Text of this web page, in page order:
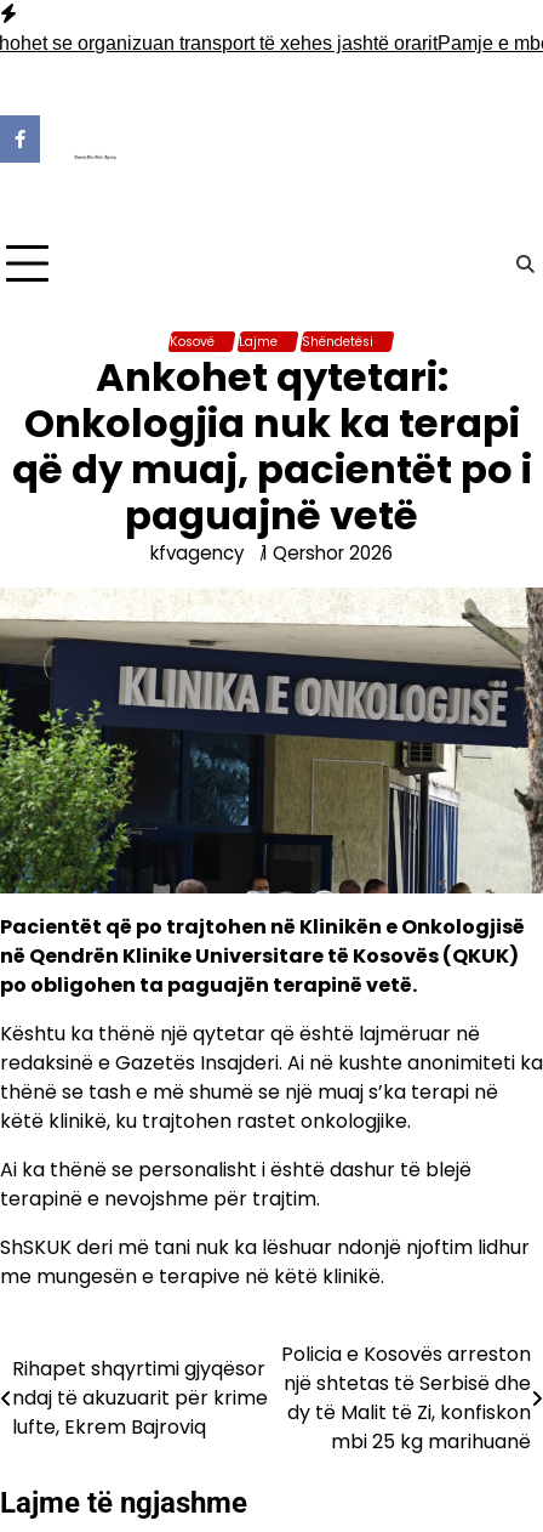
Skip
tose organizuan transport të xehes jashtë oraritPamje e
Kosovë Lajme Shëndetësi
Ankohet qytetari:
Onkologjia nuk ka terapi
që dy muaj, pacientët po i
paguajnë vetë
kfvagency 1 Qershor 2026
Pacientët që po trajtohen në Klinikën e Onkologjisë
në Qendrën Klinike Universitare të Kosovës (QKUK)
po obligohen ta paguajën terapinë vetë.
Kështu ka thënë një qytetar që është lajmëruar në
redaksinë e Gazetës Insajderi. Ai në kushte anonimiteti ka
thënë se tash e më shumë se një muaj s’ka terapi në
këtë klinikë, ku trajtohen rastet onkologjike.
Ai ka thënë se personalisht i është dashur të blejë
terapinë e nevojshme për trajtim.
ShSKUK deri më tani nuk ka lëshuar ndonjë njoftim lidhur
me mungesën e terapive në këtë klinikë.
Lëvizje
te
Rihapet shqyrtimi gjyqësor
ndaj të akuzuarit për krime
lufte, Ekrem Bajroviq
Policia e Kosovës arreston
një shtetas të Serbisë dhe
dy të Malit të Zi, konfiskon
mbi 25 kg marihuanë
Lajme të ngjashme